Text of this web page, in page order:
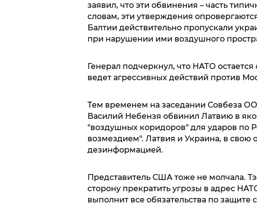
заявил, что эти обвинения – часть
словам, эти утверждения
Балтии действительно пропускали
при нарушении ими воздушного
Генерал подчеркнул, что НАТО
ведет агрессивных действий против
Тем временем на заседании Совбеза
Василий Небензя обвинил Латвию в
"воздушных коридоров" для ударов по
возмездием". Латвия и Украина, в свою
дезинформацией.
Представитель США тоже не молчала.
сторону прекратить угрозы в адрес
выполнит все обязательства по защите